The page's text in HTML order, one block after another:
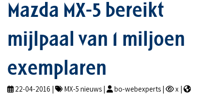
Mazda MX-5 bereikt
mijlpaal van 1 miljoen
exemplaren
22-04-2016 | MX-5 nieuws | bo-webexperts |
x |